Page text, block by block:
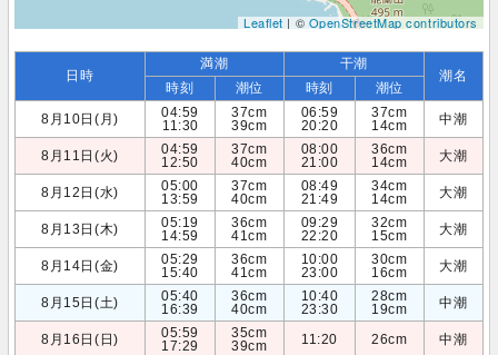
Leaflet| ©OpenStreetMap contributors
日時
満潮 干潮
潮名
時刻 潮位 時刻
潮位
8月10日(月)
04:59
11:30
37cm
39cm
06:59
20:20
37cm
14cm
中潮
8月11日(火)
04:59
12:50
37cm
40cm
08:00
21:00
36cm
14cm
大潮
8月12日(水)
05:00
13:59
37cm
40cm
08:49
21:49
34cm
14cm
大潮
8月13日(木)
05:19
14:59
36cm
41cm
09:29
22:20
32cm
15cm
大潮
8月14日(金)
05:29
15:40
36cm
41cm
10:00
23:00
30cm
16cm
大潮
8月15日(土)
05:40
16:39
36cm
40cm
10:40
23:30
28cm
19cm
中潮
8月16日(日)
05:59
17:29
35cm
39cm
11:20 26cm 中潮